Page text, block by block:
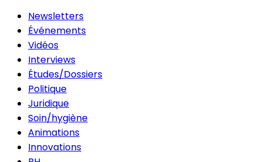
Newsletters
Événements
Vidéos
Interviews
Études/Dossiers
Politique
Juridique
Soin/hygiène
Animations
Innovations